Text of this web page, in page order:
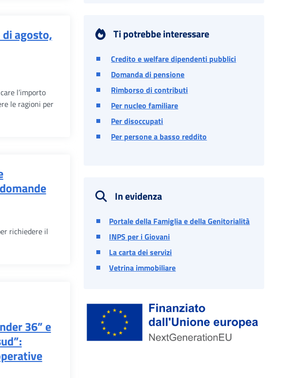
agosto,
l’importo
le ragioni per
richiedere il
36” e
Ti potrebbe interessare
Credito e welfare dipendenti pubblici
Domanda di pensione
Rimborso di contributi
Per nucleo familiare
Per disoccupati
Per persone a basso reddito
In evidenza
Portale della Famiglia e della Genitorialità
INPS per i Giovani
La carta dei servizi
Vetrina immobiliare